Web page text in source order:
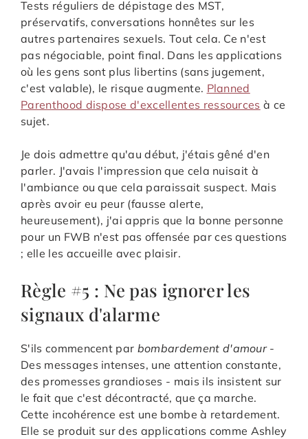
Tests réguliers de dépistage des MST,
préservatifs, conversations honnêtes sur les
autres partenaires sexuels. Tout cela. Ce n'est
pas négociable, point final. Dans les applications
où les gens sont plus libertins (sans jugement,
c'est valable), le risque augmente. Planned
Parenthood dispose d'excellentes ressources à ce
sujet.
Je dois admettre qu'au début, j'étais gêné d'en
parler. J'avais l'impression que cela nuisait à
l'ambiance ou que cela paraissait suspect. Mais
après avoir eu peur (fausse alerte,
heureusement), j'ai appris que la bonne personne
pour un FWB n'est pas offensée par ces questions
; elle les accueille avec plaisir.
Règle #5 : Ne pas ignorer les
signaux d'alarme
S'ils commencent par bombardement d'amour-
Des messages intenses, une attention constante,
des promesses grandioses - mais ils insistent sur
le fait que c'est décontracté, que ça marche.
Cette incohérence est une bombe à retardement.
Elle se produit sur des applications comme Ashley